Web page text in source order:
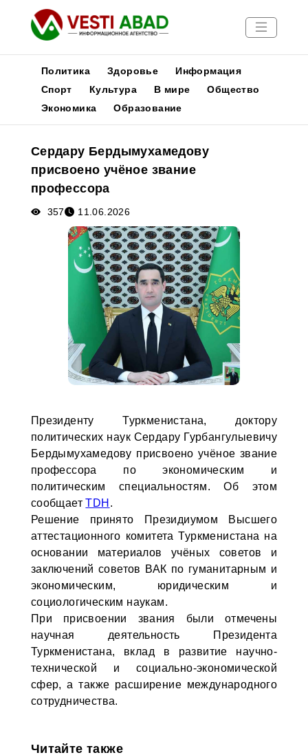
Новости
Медиа
Афиша
Политика Здоровье
Информация
Спорт
Культура В мире
Общество
Экономика
Образование
Сердару Бердымухамедову
присвоено учёное звание
профессора
357 11.06.2026
Президенту Туркменистана, доктору
политических наук Сердару Гурбангулыевичу
Бердымухамедову присвоено учёное звание
профессора по экономическим и
политическим специальностям. Об этом
сообщаетTDH .
Решение принято Президиумом Высшего
аттестационного комитета Туркменистана на
основании материалов учёных советов и
заключений советов ВАК по гуманитарным и
экономическим, юридическим и
социологическим наукам.
При присвоении звания были отмечены
научная деятельность Президента
Туркменистана, вклад в развитие научно-
технической и социально-экономической
сфер, а также расширение международного
сотрудничества.
Читайте также